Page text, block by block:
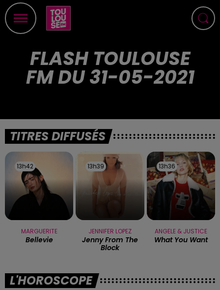
FLASH TOULOUSE
FM DU 31-05-2021
TITRES DIFFUSÉS
13h42
13h42
MARGUERITE
Bellevie
13h39
13h39
JENNIFER LOPEZ
Jenny From The
Block
13h36
13h36
ANGELE & JUSTICE
What You Want
L'HOROSCOPE